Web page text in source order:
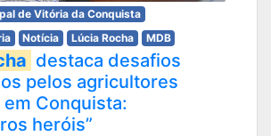
de Vitória da Conquista
Notícia Lúcia Rocha MDB
destaca desafios
pelos agricultores
Conquista:
heróis”